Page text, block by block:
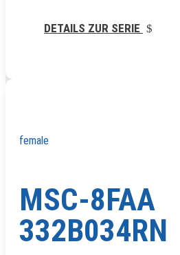
DETAILS ZUR SERIE
female
MSC-8FAA
332B034RN